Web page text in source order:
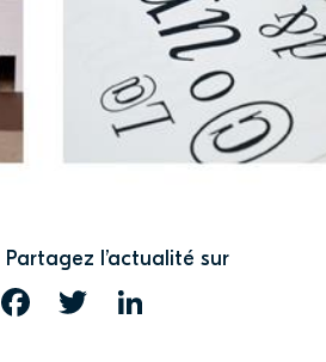
Partagez l’actualité sur
FACEBOOKTWITTER